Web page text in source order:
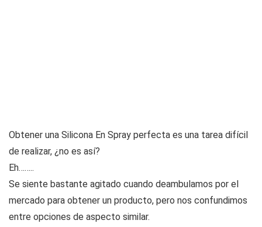
Obtener una Silicona En Spray perfecta es una tarea difícil
de realizar, ¿no es así?
Eh……..
Se siente bastante agitado cuando deambulamos por el
mercado para obtener un producto, pero nos confundimos
entre opciones de aspecto similar.